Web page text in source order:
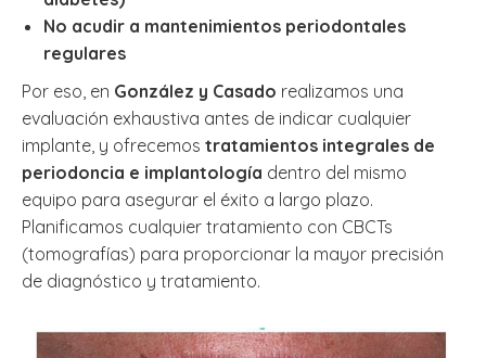
No acudir a mantenimientos periodontales
regulares
Por eso, en González y Casado realizamos una
evaluación exhaustiva antes de indicar cualquier
implante, y ofrecemos tratamientos integrales de
periodoncia e implantología dentro del mismo
equipo para asegurar el éxito a largo plazo.
Planificamos cualquier tratamiento con CBCTs
(tomografías) para proporcionar la mayor precisión
de diagnóstico y tratamiento.